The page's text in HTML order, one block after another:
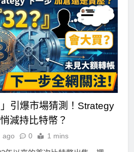
引爆市場猜測！Strategy
減持比特幣？
ago 0 1 mins